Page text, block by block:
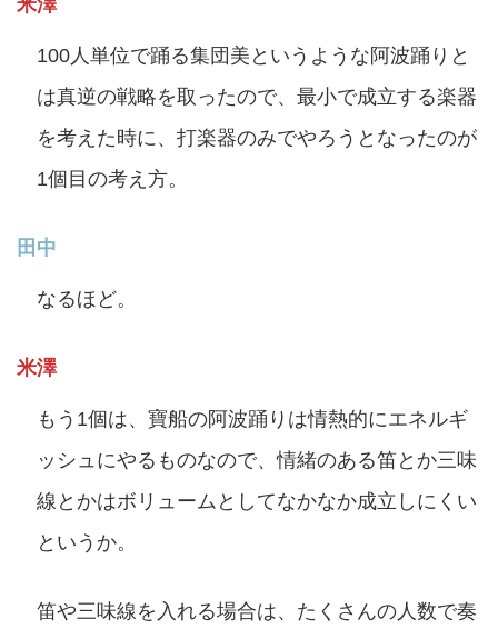
100人単位で踊る集団美というような阿波踊りと
は真逆の戦略を取ったので、最小で成立する楽器
を考えた時に、打楽器のみでやろうとなったのが
1個目の考え方。
田中
なるほど。
米澤
もう1個は、寶船の阿波踊りは情熱的にエネルギ
ッシュにやるものなので、情緒のある笛とか三味
線とかはボリュームとしてなかなか成立しにくい
というか。
笛や三味線を入れる場合は、たくさんの人数で奏